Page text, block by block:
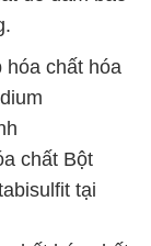
tại
hóa chất hóa
chất Bột
tại